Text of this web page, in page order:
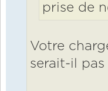
prise de
Votre
serait-il